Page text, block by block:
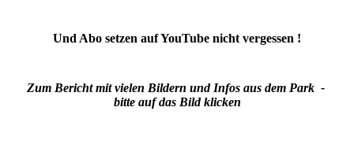
Und Abo setzen auf YouTube nicht vergessen !
Zum Bericht mit vielen Bildern und Infos aus dem Park -
bitte auf das Bild klicken